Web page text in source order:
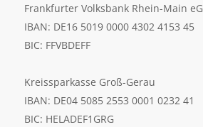
Frankfurter Volksbank Rhein-Main eG
IBAN: DE16 5019 0000 4302 4153 45
BIC: FFVBDEFF
Kreissparkasse Groß-Gerau
IBAN: DE04 5085 2553 0001 0232 41
BIC: HELADEF1GRG